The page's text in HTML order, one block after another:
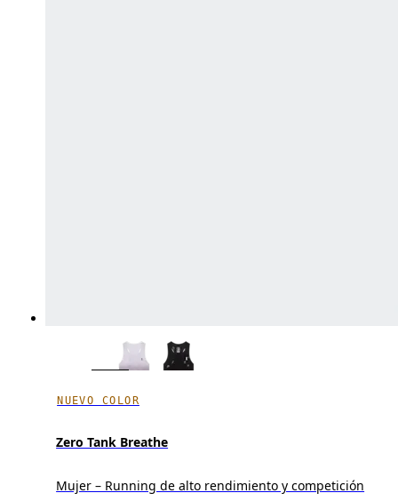
NUEVO COLOR
Zero Tank Breathe
Mujer – Running de alto rendimiento y competición